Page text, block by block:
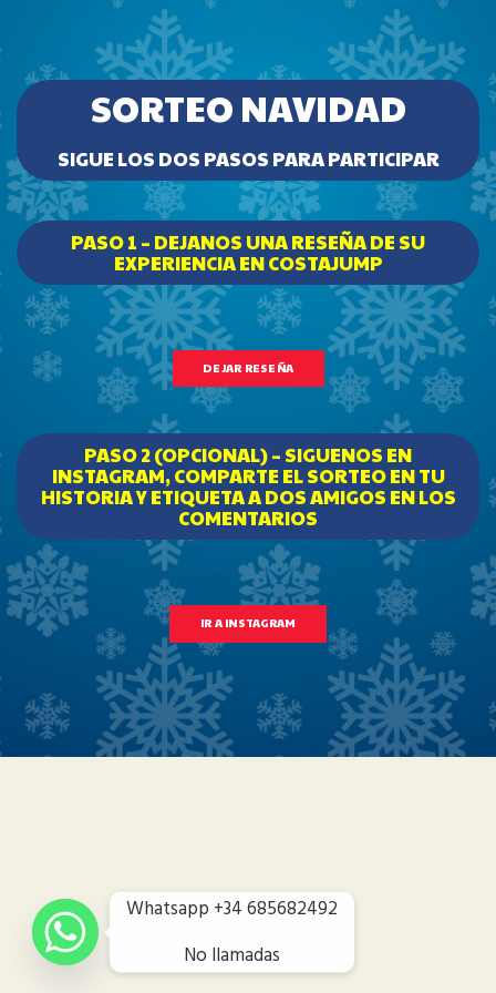
SORTEO NAVIDAD
SIGUE LOS DOS PASOS PARA PARTICIPAR
PASO 1 – DEJANOS UNA RESEÑA DE SU
EXPERIENCIA EN COSTAJUMP
DEJAR RESEÑA
PASO 2 (OPCIONAL) – SIGUENOS EN
INSTAGRAM, COMPARTE EL SORTEO EN TU
HISTORIA Y ETIQUETA A DOS AMIGOS EN LOS
COMENTARIOS
IR A INSTAGRAM
Whatsapp +34 685682492
No llamadas